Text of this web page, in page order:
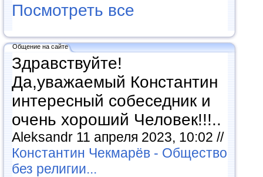
Посмотреть все
Общение на сайте
Здравствуйте!
Да,уважаемый Константин
интересный собеседник и
очень хороший Человек!!!..
Aleksandr 11 апреля 2023, 10:02 //
Константин Чекмарёв - Общество
без религии...